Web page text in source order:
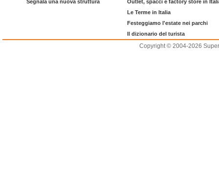
Segnala una nuova struttura
Outlet, spacci e factory store in
Le Terme in Italia
Festeggiamo l'estate nei parchi
Il dizionario del turista
Copyright © 2004-2026